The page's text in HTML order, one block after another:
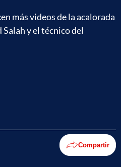
más videos de la acalorada
y el técnico del
Compartir